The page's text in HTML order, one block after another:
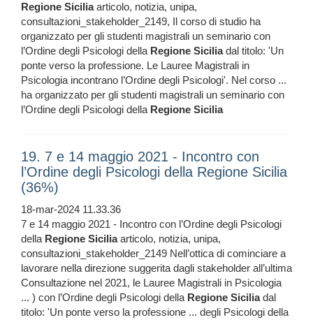
Regione Siciliaarticolo, notizia, unipa,
consultazioni_stakeholder_2149, Il corso di studio ha
organizzato per gli studenti magistrali un seminario con
l’Ordine degli Psicologi della Regione Siciliadal titolo: 'Un
ponte verso la professione. Le Lauree Magistrali in
Psicologia incontrano l’Ordine degli Psicologi'. Nel corso ...
ha organizzato per gli studenti magistrali un seminario con
l’Ordine degli Psicologi della Regione Sicilia
19. 7 e 14 maggio 2021 - Incontro con
l’Ordine degli Psicologi della Regione Sicilia
(36%)
18-mar-2024 11.33.36
7 e 14 maggio 2021 - Incontro con l’Ordine degli Psicologi
della Regione Siciliaarticolo, notizia, unipa,
consultazioni_stakeholder_2149 Nell’ottica di cominciare a
lavorare nella direzione suggerita dagli stakeholder all’ultima
Consultazione nel 2021, le Lauree Magistrali in Psicologia
... ) con l’Ordine degli Psicologi della Regione Siciliadal
titolo: 'Un ponte verso la professione ... degli Psicologi della